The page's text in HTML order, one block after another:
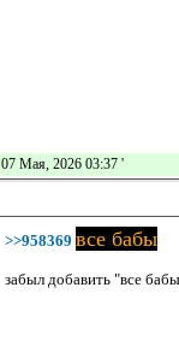
07 Мая, 2026 03:37 '
>>958369 все бабы
забыл добавить "все